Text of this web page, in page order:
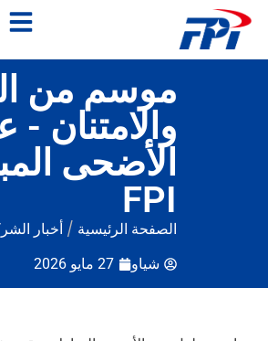
موسم من
والامتنان -
الأضحى
FPI
الصفحة الرئيسية / أخبار
شياو 27 مايو 2026